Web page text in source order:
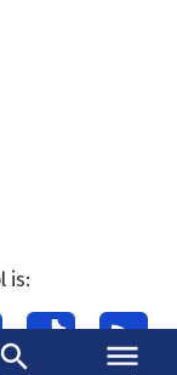
is: